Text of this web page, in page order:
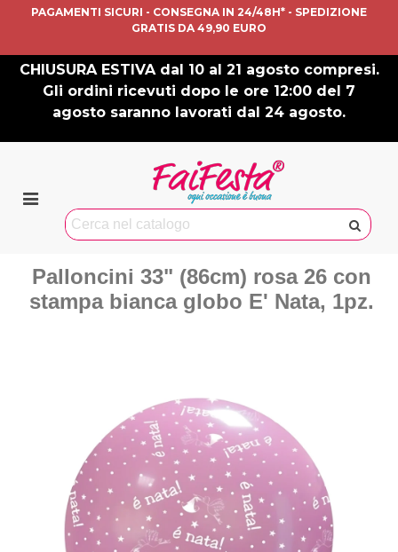
PAGAMENTI SICURI - CONSEGNA IN 24/48H* - SPEDIZIONE
GRATIS DA 49,90 EURO
CHIUSURA ESTIVA dal 10 al 21 agosto compresi.
Gli ordini ricevuti dopo le ore 12:00 del 7
agosto saranno lavorati dal 24 agosto.
Palloncini 33" (86cm) rosa 26 con
stampa bianca globo E' Nata, 1pz.